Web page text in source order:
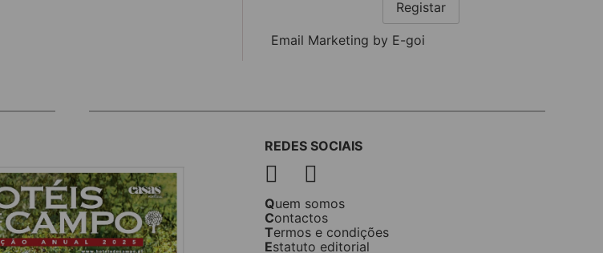
Registar
Email Marketing by E-goi
REDES SOCIAIS
Quem somos
Contactos
Termos e condições
Estatuto editorial